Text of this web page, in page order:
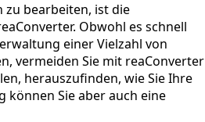
zu bearbeiten, ist die
Obwohl es schnell
einer Vielzahl von
vermeiden Sie mit reaConverter
herauszufinden, wie Sie Ihre
können Sie aber auch eine